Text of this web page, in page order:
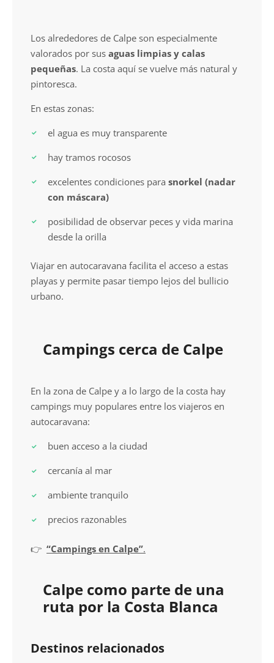
Los alrededores de Calpe son especialmente
valorados por sus aguas limpias y calas
pequeñas. La costa aquí se vuelve más natural y
pintoresca.
En estas zonas:
el agua es muy transparente
hay tramos rocosos
excelentes condiciones para snorkel (nadar
con máscara)
posibilidad de observar peces y vida marina
desde la orilla
Viajar en autocaravana facilita el acceso a estas
playas y permite pasar tiempo lejos del bullicio
urbano.
Campings cerca de Calpe
En la zona de Calpe y a lo largo de la costa hay
campings muy populares entre los viajeros en
autocaravana:
buen acceso a la ciudad
cercanía al mar
ambiente tranquilo
precios razonables
👉 “Campings en Calpe”.
Calpe como parte de una
ruta por la Costa Blanca
Destinos relacionados